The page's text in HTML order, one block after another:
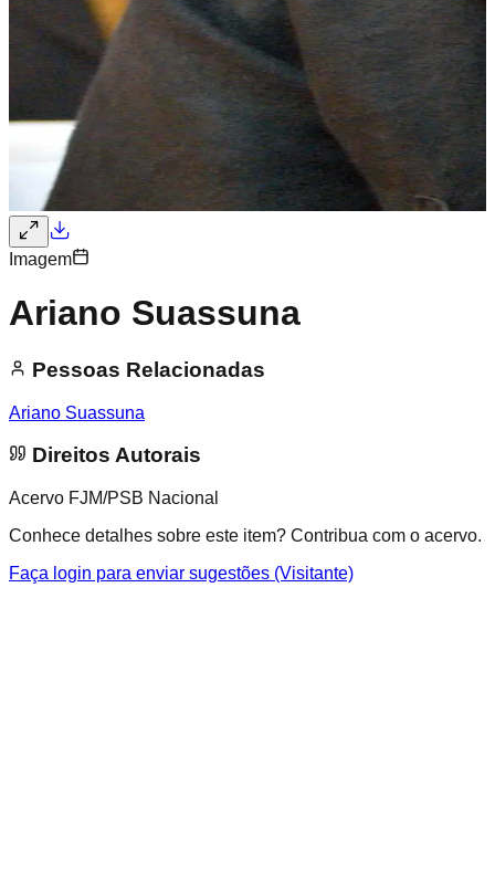
Imagem
Ariano Suassuna
Pessoas Relacionadas
Ariano Suassuna
Direitos Autorais
Acervo FJM/PSB Nacional
Conhece detalhes sobre este item? Contribua com o acervo.
Faça login para enviar sugestões (Visitante)